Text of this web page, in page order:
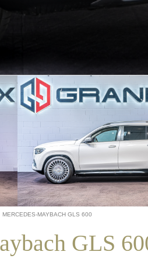
MERCEDES-MAYBACH GLS 600
GLS